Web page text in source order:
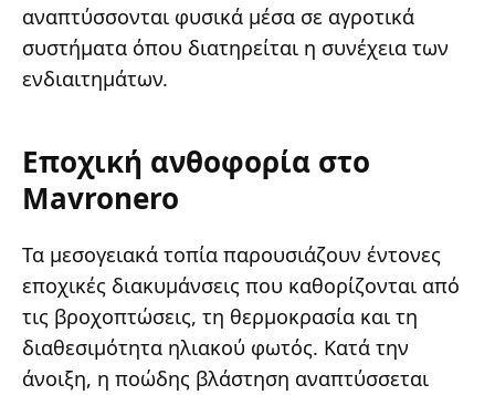
αναπτύσσονται φυσικά μέσα σε αγροτικά
συστήματα όπου διατηρείται η συνέχεια των
ενδιαιτημάτων.
Εποχική ανθοφορία στο
Mavronero
Τα μεσογειακά τοπία παρουσιάζουν έντονες
εποχικές διακυμάνσεις που καθορίζονται από
τις βροχοπτώσεις, τη θερμοκρασία και τη
διαθεσιμότητα ηλιακού φωτός. Κατά την
άνοιξη, η ποώδης βλάστηση αναπτύσσεται